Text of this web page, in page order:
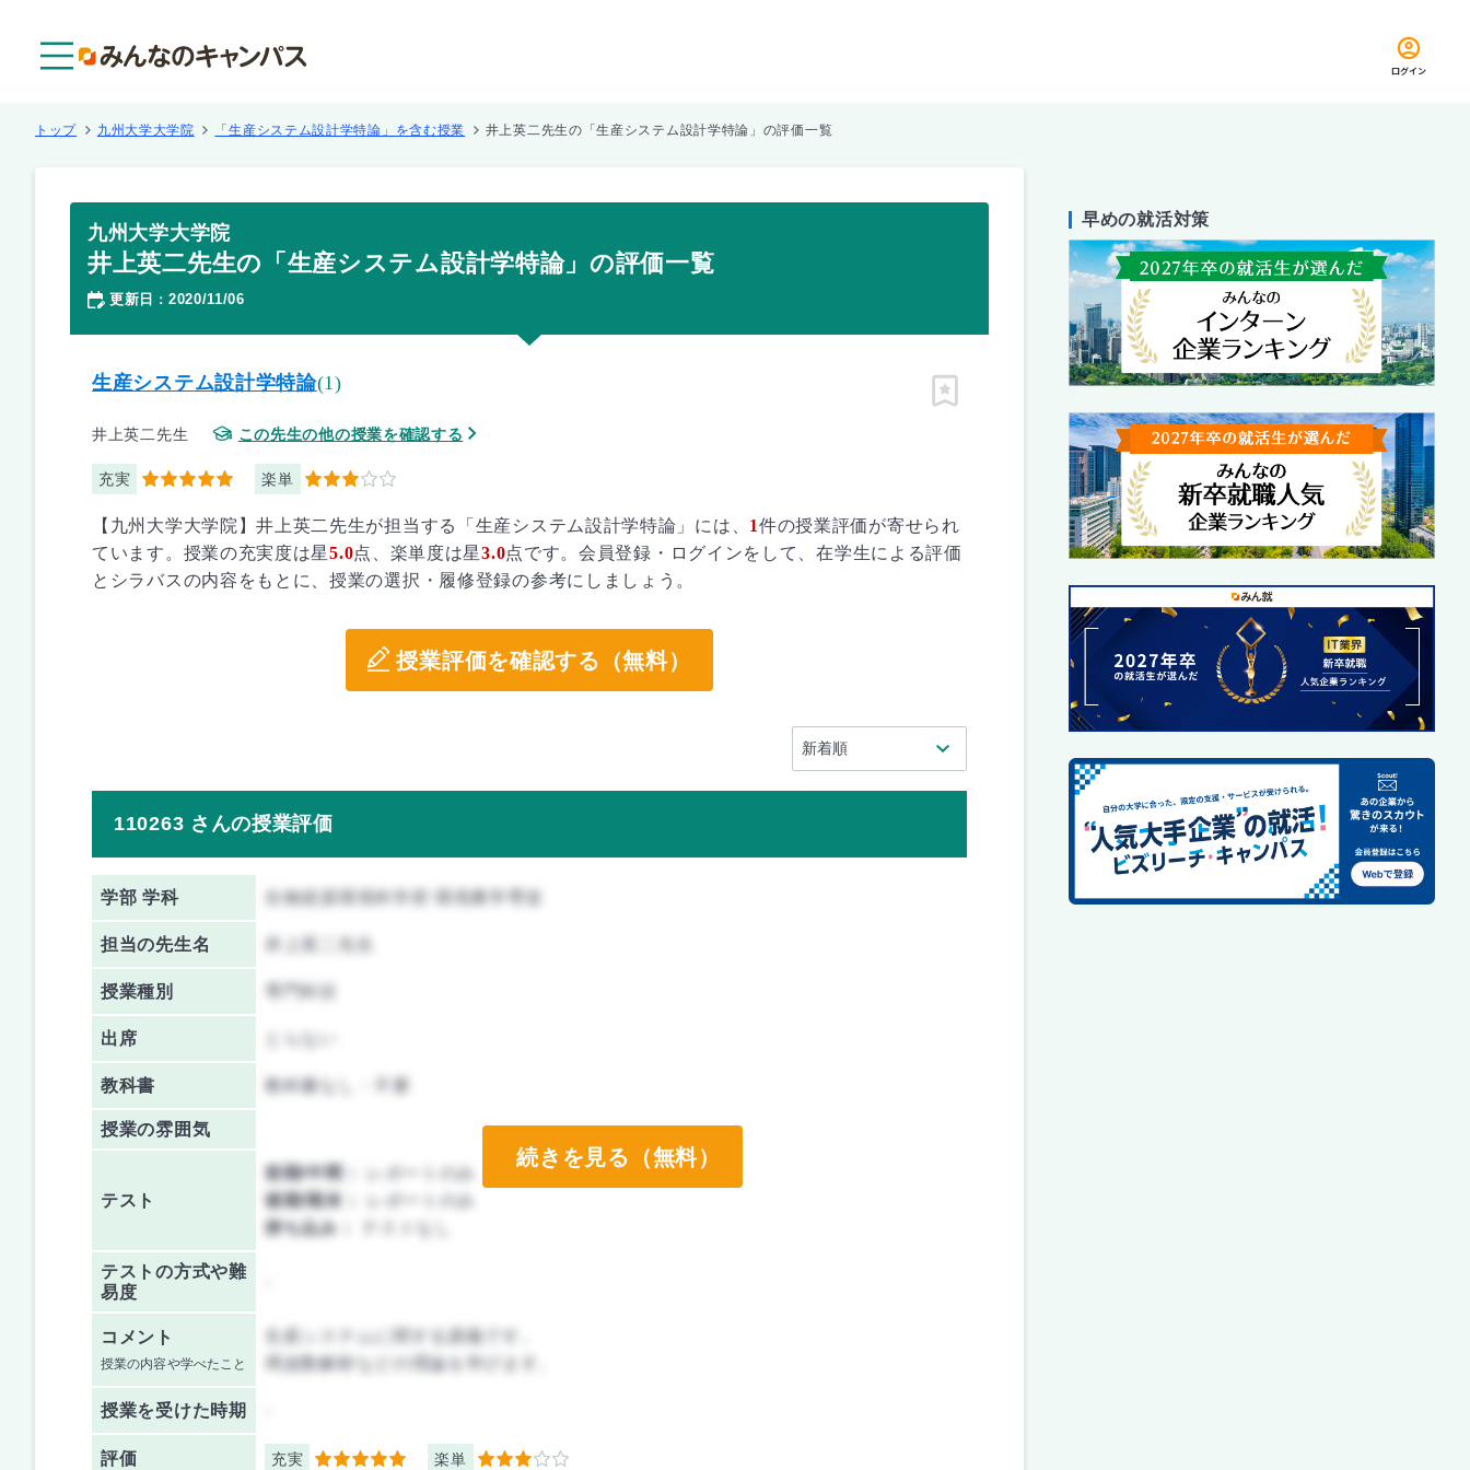
ログイン
トップ 九州大学大学院 「生産システム設計学特論」を含む授業 井上英二先生の「生産システム設計学特論」の評価一覧
九州大学大学院
井上英二先生の「生産システム設計学特論」の評価一覧
更新日 ： 2020/11/06
生産システム設計学特論(1)
井上英二先生 この先生の他の授業を確認する
充実 5 楽単 3
ピン留め
【九州大学大学院】井上英二先生が担当する「生産システム設計学特論」には、 1件の授業評価が寄せられ
ています。授業の充実度は星5.0点、楽単度は星3.0点です。会員登録・ログインをして、在学生による評価
とシラバスの内容をもとに、授業の選択・履修登録の参考にしましょう。
授業評価を確認する（無料）
110263 さんの授業評価
学部 学科 生物資源環境科学府 環境農学専攻
担当の先生名
授業種別 専門科目
出席
教科書 教科書なし・不要
授業の雰囲気
テスト
前期/中間：
レポートのみ
後期/期末：
レポートのみ
持ち込み：
テストの方式や難
易度
コメント
授業の内容や学べたこと
生産システムに関する講義です。
周波数解析などの理論を学びます。
授業を受けた時期
評価 充実 5 楽単 3
続きを見る（無料）
早めの就活対策